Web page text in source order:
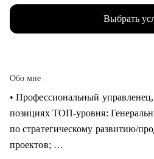
Выбрать
Обо мне
• Профессиональный
позициях ТОП-уровня:
по стратегическому развитию/
проектов;